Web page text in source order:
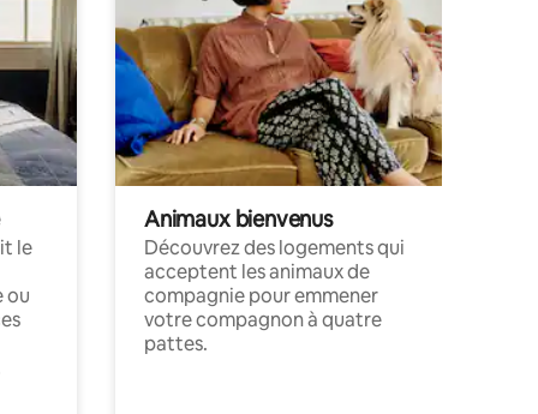
le
ou
Animaux bienvenus
Découvrez des logements qui
acceptent les animaux de
compagnie pour emmener
votre compagnon à quatre
pattes.